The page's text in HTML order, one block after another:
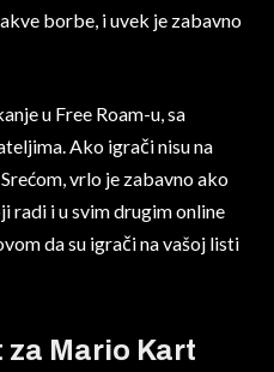
borbe, i uvek je zabavno
u Free Roam-u, sa
Ako igrači nisu na
vrlo je zabavno ako
radi i u svim drugim online
da su igrači na vašoj listi
Mario Kart